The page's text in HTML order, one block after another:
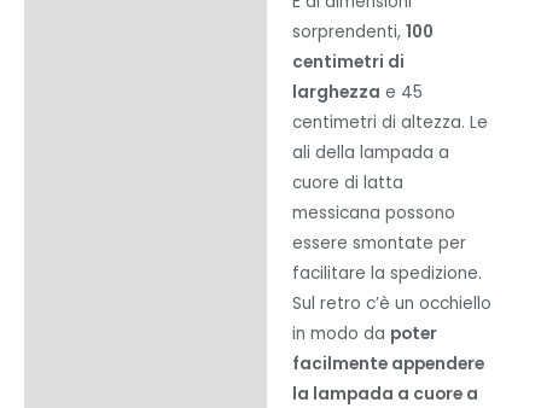
sorprendenti, 100
centimetri di
larghezza e 45
centimetri di altezza. Le
ali della lampada a
cuore di latta
messicana possono
essere smontate per
facilitare la spedizione.
Sul retro c’è un occhiello
in modo da poter
facilmente appendere
la lampada a cuore a